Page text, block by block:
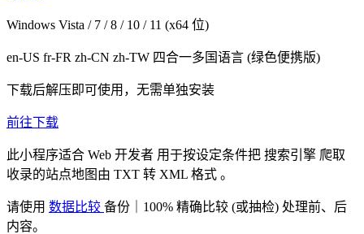
Windows Vista / 7 / 8 / 10 / 11 (x64 位)
en-US fr-FR zh-CN zh-TW 四合一多国语言 (绿色便携版)
下载后解压即可使用，无需单独安装
前往下载
此小程序适合 Web 开发者 用于按设定条件把 搜索引擎 爬取
收录的站点地图由 TXT 转 XML 格式 。
请使用 数据比较 备份｜100% 精确比较 (或抽检) 处理前、后
内容。